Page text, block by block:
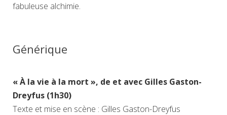
fabuleuse alchimie.
Générique
« À la vie à la mort », de et avec Gilles Gaston-
Dreyfus (1h30)
Texte et mise en scène : Gilles Gaston-Dreyfus